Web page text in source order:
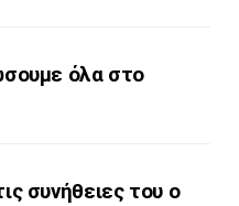
όλα στο
συνήθειες του ο